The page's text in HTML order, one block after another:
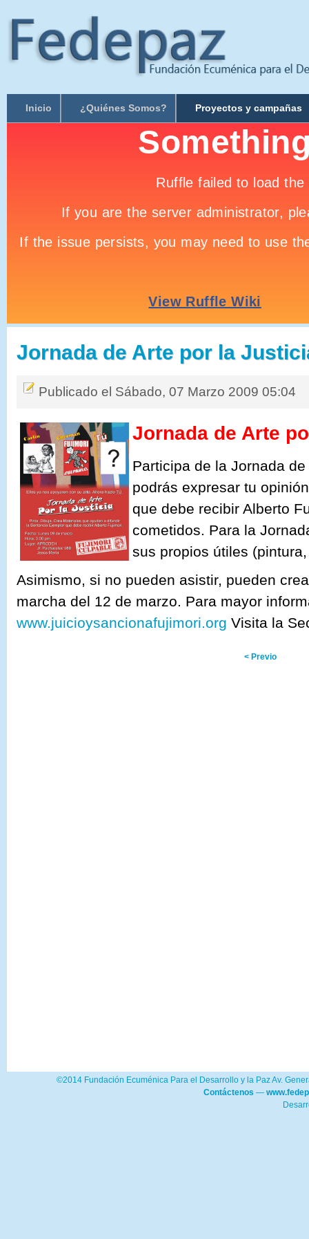
Inicio ¿Quiénes Somos? Proyectos y campañas
Jornada de Arte por la
Publicado el Sábado, 07 Marzo 2009 05:04
Jornada de Arte
Participa de la Jornada
podrás expresar tu
que debe recibir Alberto
cometidos. Para la
sus propios útiles
Asimismo, si no pueden asistir, pueden
marcha del 12 de marzo. Para mayor
www.juicioysancionafujimori.org Visita la
< Previo
©2014 Fundación Ecuménica Para el Desarrollo y la Paz Av.
Contáctenos —